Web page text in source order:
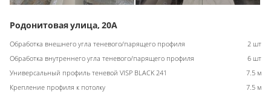
Родонитовая улица, 20А
Обработка внешнего угла теневого/парящего профиля
2 шт
Обработка внутреннего угла теневого/парящего профиля
6 шт
Универсальный профиль теневой VISP BLACK 241
7.5 м
Крепление профиля к потолку
7.5 м